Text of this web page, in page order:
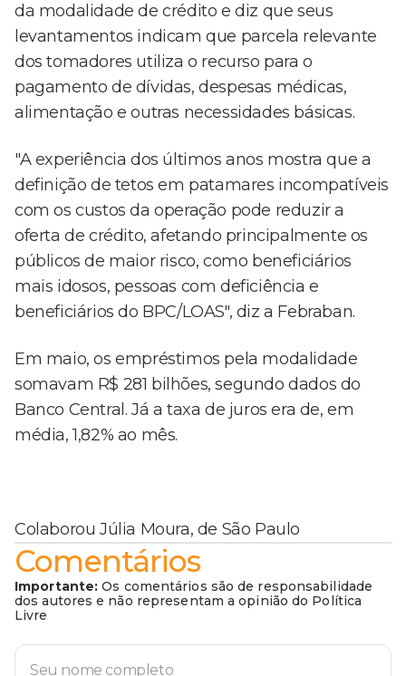
da modalidade de crédito e diz que seus
levantamentos indicam que parcela relevante
dos tomadores utiliza o recurso para o
pagamento de dívidas, despesas médicas,
alimentação e outras necessidades básicas.
"A experiência dos últimos anos mostra que a
definição de tetos em patamares incompatíveis
com os custos da operação pode reduzir a
oferta de crédito, afetando principalmente os
públicos de maior risco, como beneficiários
mais idosos, pessoas com deficiência e
beneficiários do BPC/LOAS", diz a Febraban.
Em maio, os empréstimos pela modalidade
somavam R$ 281 bilhões, segundo dados do
Banco Central. Já a taxa de juros era de, em
média, 1,82% ao mês.
Colaborou Júlia Moura, de São Paulo
Comentários
Importante: Os comentários são de responsabilidade
dos autores e não representam a opinião do Política
Livre